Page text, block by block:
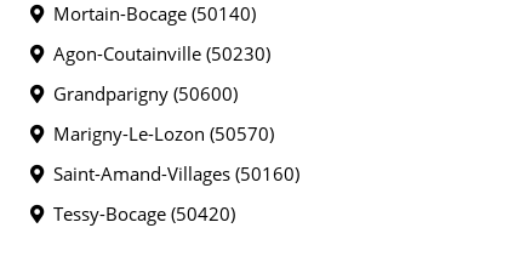
Mortain-Bocage (50140)
Agon-Coutainville (50230)
Grandparigny (50600)
Marigny-Le-Lozon (50570)
Saint-Amand-Villages (50160)
Tessy-Bocage (50420)